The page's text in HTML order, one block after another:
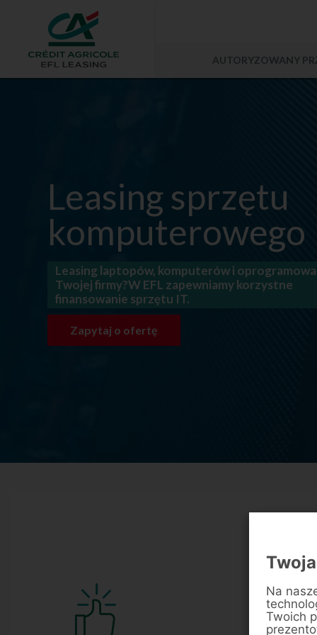
AUTORYZOWANY
Leasing sprzętu
komputerowego
Leasing laptopów, komputerów i
Twojej firmy?W EFL zapewniamy korzystne
finansowanie sprzętu IT.
Zapytaj o ofertę
Na
Twoich